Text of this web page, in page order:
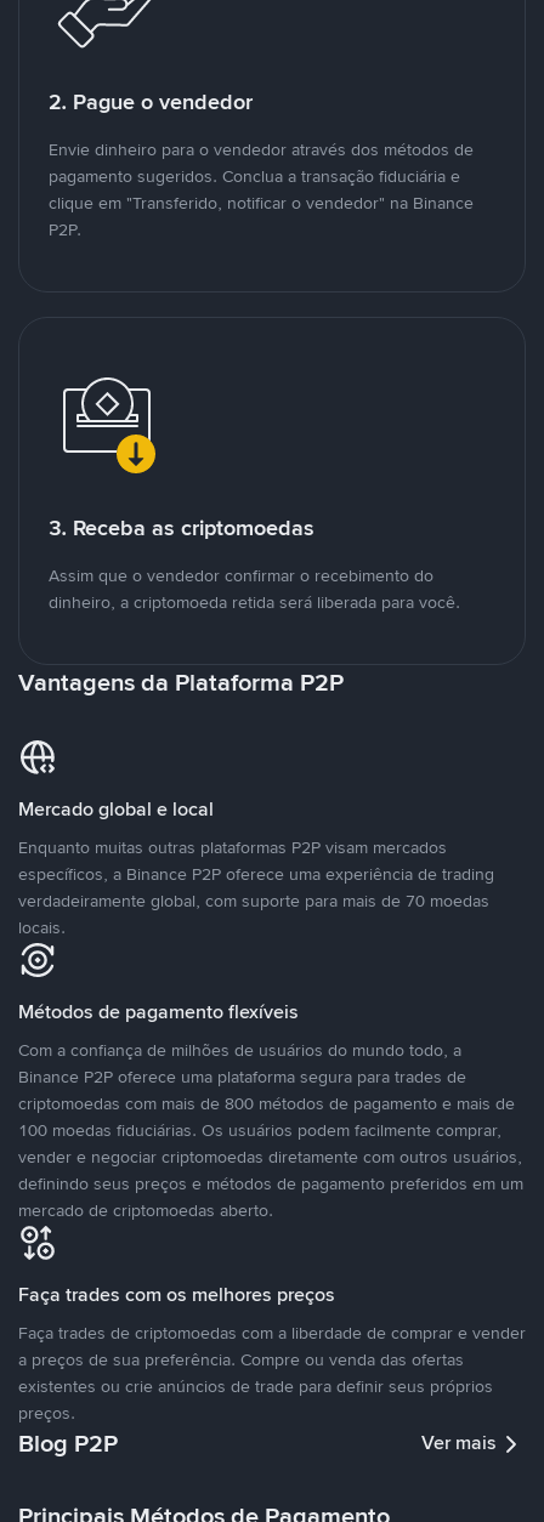
2. Pague o vendedor
Envie dinheiro para o vendedor através dos métodos de
pagamento sugeridos. Conclua a transação fiduciária e
clique em "Transferido, notificar o vendedor" na Binance
P2P.
3. Receba as criptomoedas
Assim que o vendedor confirmar o recebimento do
dinheiro, a criptomoeda retida será liberada para você.
Vantagens da Plataforma P2P
Mercado global e local
Enquanto muitas outras plataformas P2P visam mercados
específicos, a Binance P2P oferece uma experiência de trading
verdadeiramente global, com suporte para mais de 70 moedas
locais.
Métodos de pagamento flexíveis
Com a confiança de milhões de usuários do mundo todo, a
Binance P2P oferece uma plataforma segura para trades de
criptomoedas com mais de 800 métodos de pagamento e mais de
100 moedas fiduciárias. Os usuários podem facilmente comprar,
vender e negociar criptomoedas diretamente com outros usuários,
definindo seus preços e métodos de pagamento preferidos em um
mercado de criptomoedas aberto.
Faça trades com os melhores preços
Faça trades de criptomoedas com a liberdade de comprar e vender
a preços de sua preferência. Compre ou venda das ofertas
existentes ou crie anúncios de trade para definir seus próprios
preços.
Blog P2P Ver mais